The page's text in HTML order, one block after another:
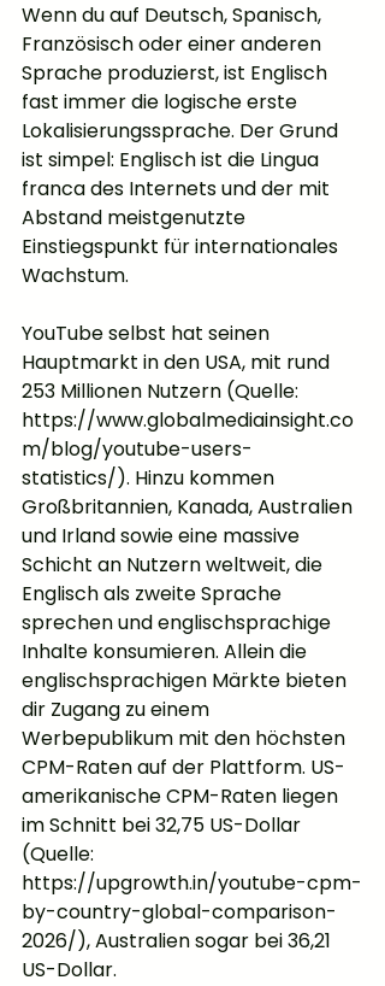
Wenn du auf Deutsch, Spanisch,
Französisch oder einer anderen
Sprache produzierst, ist Englisch
fast immer die logische erste
Lokalisierungssprache. Der Grund
ist simpel: Englisch ist die Lingua
franca des Internets und der mit
Abstand meistgenutzte
Einstiegspunkt für internationales
Wachstum.
YouTube selbst hat seinen
Hauptmarkt in den USA, mit rund
253 Millionen Nutzern (Quelle:
https://www.globalmediainsight.co
m/blog/youtube-users-
statistics/). Hinzu kommen
Großbritannien, Kanada, Australien
und Irland sowie eine massive
Schicht an Nutzern weltweit, die
Englisch als zweite Sprache
sprechen und englischsprachige
Inhalte konsumieren. Allein die
englischsprachigen Märkte bieten
dir Zugang zu einem
Werbepublikum mit den höchsten
CPM-Raten auf der Plattform. US-
amerikanische CPM-Raten liegen
im Schnitt bei 32,75 US-Dollar
(Quelle:
https://upgrowth.in/youtube-cpm-
by-country-global-comparison-
2026/), Australien sogar bei 36,21
US-Dollar.